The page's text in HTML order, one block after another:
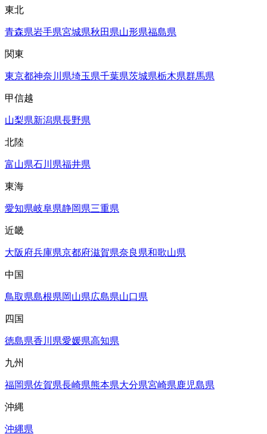
東北
青森県岩手県宮城県秋田県山形県福島県
関東
東京都神奈川県埼玉県千葉県茨城県栃木県群馬県
甲信越
山梨県新潟県長野県
北陸
富山県石川県福井県
東海
愛知県岐阜県静岡県三重県
近畿
大阪府兵庫県京都府滋賀県奈良県和歌山県
中国
鳥取県島根県岡山県広島県山口県
四国
徳島県香川県愛媛県高知県
九州
福岡県佐賀県長崎県熊本県大分県宮崎県鹿児島県
沖縄
沖縄県